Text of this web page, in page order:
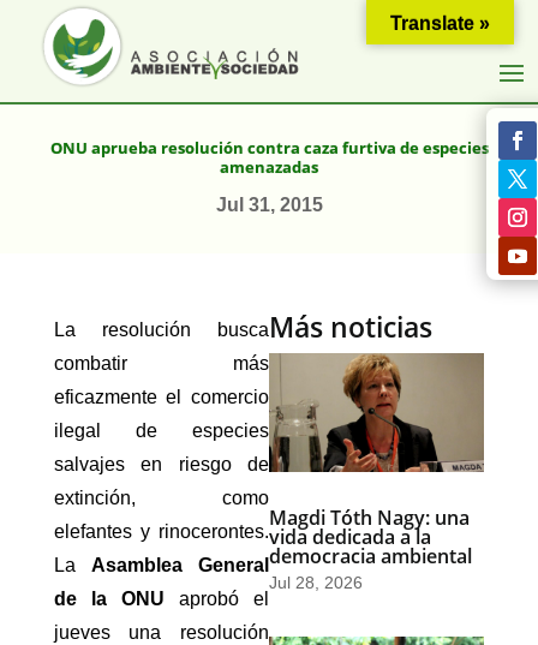
ONU aprueba resolución contra caza furtiva de especies
amenazadas
Jul 31, 2015
La resolución busca
combatir más
eficazmente el comercio
ilegal de especies
salvajes en riesgo de
extinción, como
elefantes y rinocerontes.
La Asamblea General
de la ONU aprobó el
jueves una resolución
Más noticias
Magdi Tóth Nagy: una
vida dedicada a la
democracia ambiental
Jul 28, 2026
Translate »